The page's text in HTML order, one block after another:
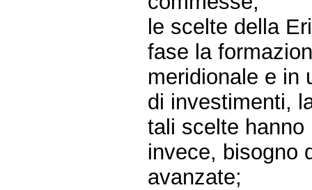
le scelte della
fase la
meridionale e in
di investimenti,
tali scelte
invece, bisogno
avanzate;